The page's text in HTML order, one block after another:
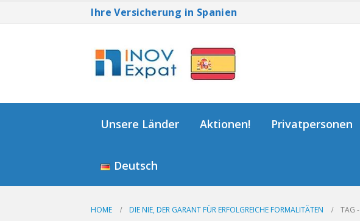
Ihre Versicherung in Spanien
Unsere Länder Aktionen! Privatpersonen
Deutsch
HOME DIE NIE, DER GARANT FÜR ERFOLGREICHE FORMALITÄTEN TAG -